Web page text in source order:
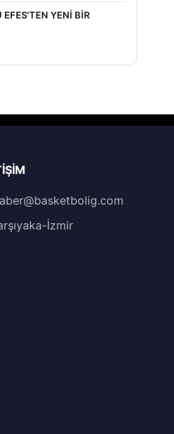
EFES'TEN YENİ BİR
İzmir